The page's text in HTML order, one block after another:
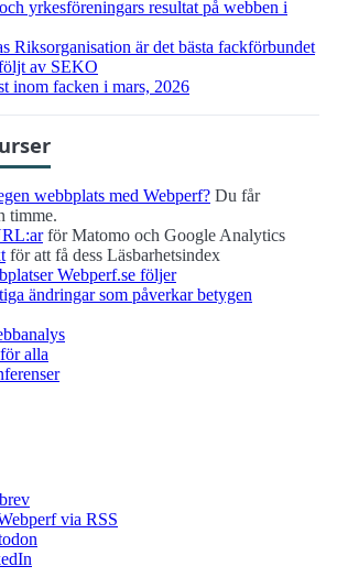
yrkesföreningars resultat på webben i
Riksorganisation är det bästa fackförbundet
av SEKO
inom facken i mars, 2026
webbplats med Webperf? Du får
timme.
för Matomo och Google Analytics
för att få dess Läsbarhetsindex
Webperf.se följer
ändringar som påverkar betygen
alla
via RSS